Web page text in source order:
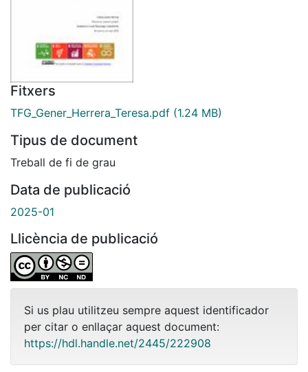
Fitxers
TFG_Gener_Herrera_Teresa.pdf (1.24 MB)
Tipus de document
Treball de fi de grau
Data de publicació
2025-01
Llicència de publicació
Si us plau utilitzeu sempre aquest identificador
per citar o enllaçar aquest document:
https://hdl.handle.net/2445/222908